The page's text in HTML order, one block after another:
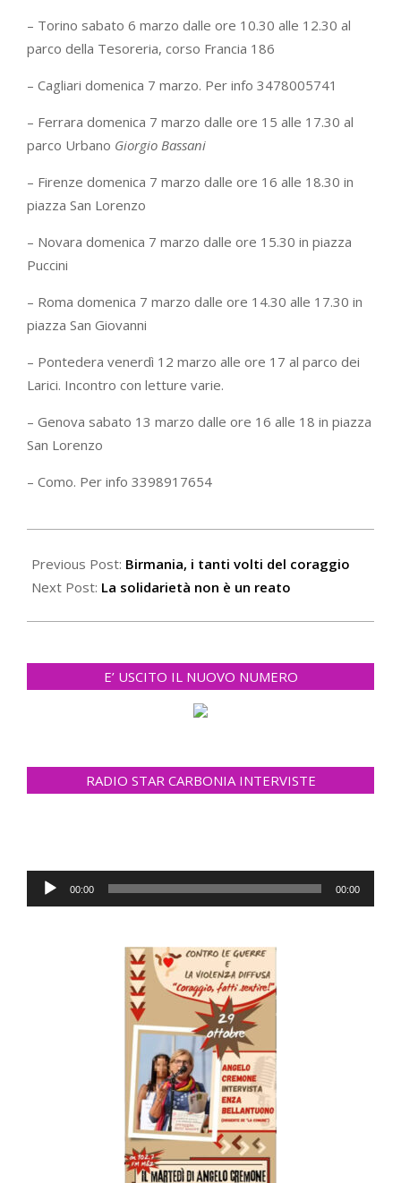
– Torino sabato 6 marzo dalle ore 10.30 alle 12.30 al
parco della Tesoreria, corso Francia 186
– Cagliari domenica 7 marzo. Per info 3478005741
– Ferrara domenica 7 marzo dalle ore 15 alle 17.30 al
parco Urbano Giorgio Bassani
– Firenze domenica 7 marzo dalle ore 16 alle 18.30 in
piazza San Lorenzo
– Novara domenica 7 marzo dalle ore 15.30 in piazza
Puccini
– Roma domenica 7 marzo dalle ore 14.30 alle 17.30 in
piazza San Giovanni
– Pontedera venerdì 12 marzo alle ore 17 al parco dei
Larici. Incontro con letture varie.
– Genova sabato 13 marzo dalle ore 16 alle 18 in piazza
San Lorenzo
– Como. Per info 3398917654
03-
04
Previous Post: Birmania, i tanti volti del coraggio
Next Post: La solidarietà non è un reato
E’ USCITO IL NUOVO NUMERO
RADIO STAR CARBONIA INTERVISTE
Audio
Player
00:00 00:00